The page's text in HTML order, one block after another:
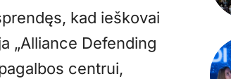
kad ieškovai
„Alliance Defending
centrui,